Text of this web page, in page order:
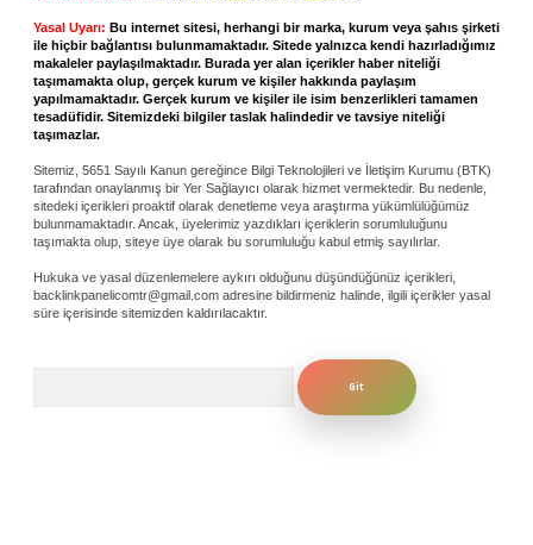
Yasal Uyarı: Bu internet sitesi, herhangi bir marka, kurum veya şahıs şirketi
ile hiçbir bağlantısı bulunmamaktadır. Sitede yalnızca kendi hazırladığımız
makaleler paylaşılmaktadır. Burada yer alan içerikler haber niteliği
taşımamakta olup, gerçek kurum ve kişiler hakkında paylaşım
yapılmamaktadır. Gerçek kurum ve kişiler ile isim benzerlikleri tamamen
tesadüfidir. Sitemizdeki bilgiler taslak halindedir ve tavsiye niteliği
taşımazlar.
Sitemiz, 5651 Sayılı Kanun gereğince Bilgi Teknolojileri ve İletişim Kurumu (BTK)
tarafından onaylanmış bir Yer Sağlayıcı olarak hizmet vermektedir. Bu nedenle,
sitedeki içerikleri proaktif olarak denetleme veya araştırma yükümlülüğümüz
bulunmamaktadır. Ancak, üyelerimiz yazdıkları içeriklerin sorumluluğunu
taşımakta olup, siteye üye olarak bu sorumluluğu kabul etmiş sayılırlar.
Hukuka ve yasal düzenlemelere aykırı olduğunu düşündüğünüz içerikleri,
backlinkpanelicomtr@gmail.com adresine bildirmeniz halinde, ilgili içerikler yasal
süre içerisinde sitemizden kaldırılacaktır.